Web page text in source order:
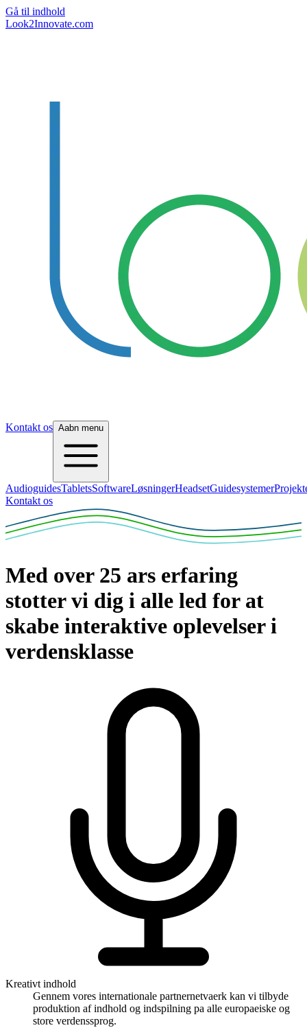
Gå til indhold
Look2Innovate.com
Kontakt os Aabn menu
AudioguidesTabletsSoftwareLøsningerHeadsetGuidesystemer
Kontakt os
Med over 25 ars erfaring
stotter vi dig i alle led for at
skabe interaktive oplevelser i
verdensklasse
Kreativt indhold
Gennem vores internationale partnernetvaerk kan vi tilbyde
produktion af indhold og indspilning pa alle europaeiske og
store verdenssprog.